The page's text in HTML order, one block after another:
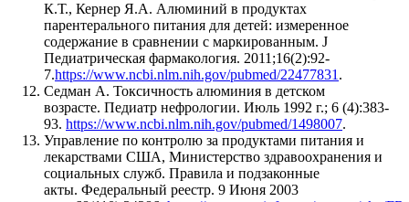
К.Т., Кернер Я.А. Алюминий в продуктах
парентерального питания для детей: измеренное
содержание в сравнении с маркированным. J
Педиатрическая фармакология. 2011;16(2):92-
7.https://www.ncbi.nlm.nih.gov/pubmed/22477831 .
Седман А. Токсичность алюминия в детском
возрасте. Педиатр нефрологии. Июль 1992 г.; 6 (4):383-
93. https://www.ncbi.nlm.nih.gov/pubmed/1498007.
Управление по контролю за продуктами питания и
лекарствами США, Министерство здравоохранения и
социальных служб. Правила и подзаконные
акты. Федеральный реестр. 9 Июня 2003